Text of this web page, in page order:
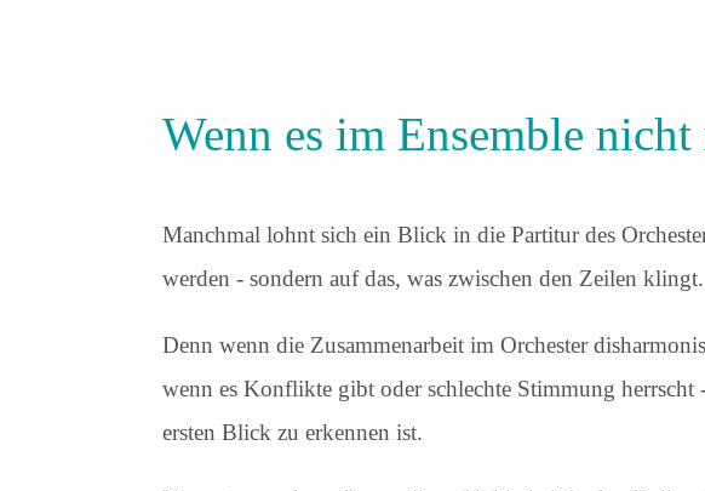
Wenn es im Ensemble
Manchmal lohnt sich ein Blick in die Partitur des
werden - sondern auf das, was zwischen den Zeilen klingt.
Denn wenn die Zusammenarbeit im Orchester
wenn es Konflikte gibt oder schlechte Stimmung herrscht
ersten Blick zu erkennen ist.